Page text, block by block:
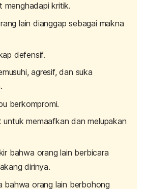
menghadapi kritik.
lain dianggap sebagai makna
defensif.
agresif, dan suka
berkompromi.
untuk memaafkan dan melupakan
bahwa orang lain berbicara
dirinya.
bahwa orang lain berbohong